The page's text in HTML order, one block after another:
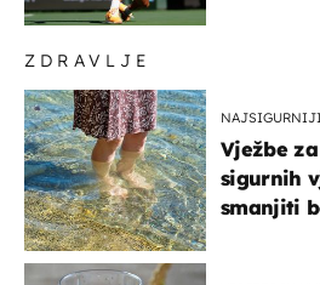
ZDRAVLJE
Vježbe
sigurnih
smanjiti